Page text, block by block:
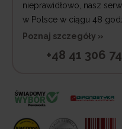
nieprawidłowo, nasz
w Polsce w ciągu 48
Poznaj szczegóły »
+48 41 306